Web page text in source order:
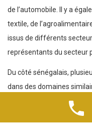
de l’automobile. Il y a
textile, de
issus de différents
représentants du secteur
Du côté sénégalais,
dans des domaines
Ces acteurs ont discuté
de mettre en place des